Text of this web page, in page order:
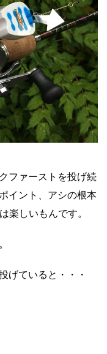
ファーストを投げ続
イント、アシの根本
楽しいもんです。
げていると・・・